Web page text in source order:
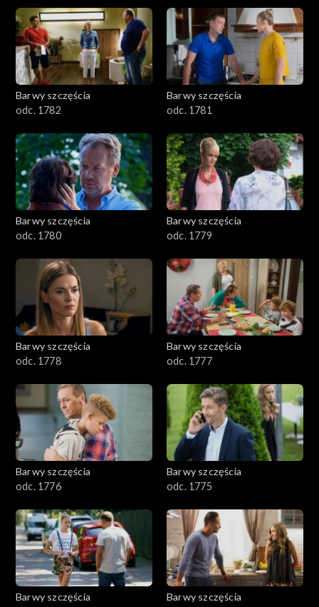
Barwy szczęścia
odc. 1782
Barwy szczęścia
odc. 1781
Barwy szczęścia
odc. 1780
Barwy szczęścia
odc. 1779
Barwy szczęścia
odc. 1778
Barwy szczęścia
odc. 1777
Barwy szczęścia
odc. 1776
Barwy szczęścia
odc. 1775
Barwy szczęścia
Barwy szczęścia